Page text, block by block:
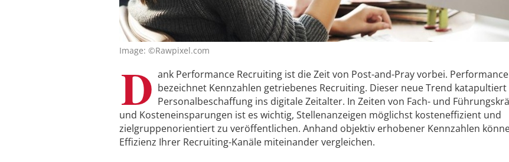
Image: ©Rawpixel.com
D ank Performance Recruiting ist die Zeit von Post-and-Pray vorbei.
bezeichnet Kennzahlen getriebenes Re­cruiting. Dieser neue Trend katapultiert
Personalbeschaffung ins digitale Zeitalter. In Zeiten von Fach- und
und Kosteneinsparungen ist es wichtig, Stellenanzeigen möglichst kosteneffizient und
zielgruppenorientiert zu veröffentlichen. Anhand objektiv erhobener Kennzahlen
Effizienz Ihrer Recruiting-Kanäle miteinander vergleichen.